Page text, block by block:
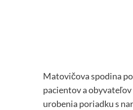
Matovičova spodina
pacientov a
urobenia poriadku s